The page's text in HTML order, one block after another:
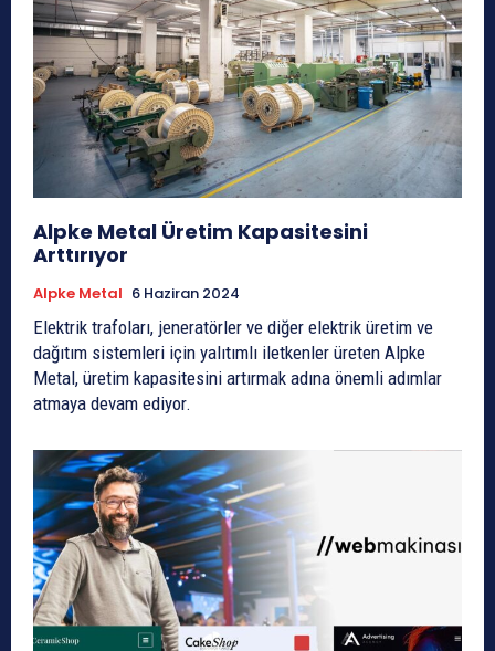
Alpke Metal Üretim Kapasitesini
Arttırıyor
Alpke Metal 6 Haziran 2024
Elektrik trafoları, jeneratörler ve diğer elektrik üretim ve
dağıtım sistemleri için yalıtımlı iletkenler üreten Alpke
Metal, üretim kapasitesini artırmak adına önemli adımlar
atmaya devam ediyor.